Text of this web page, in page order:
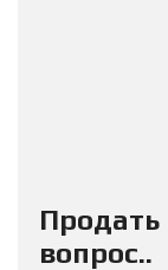
Продать
вопрос..